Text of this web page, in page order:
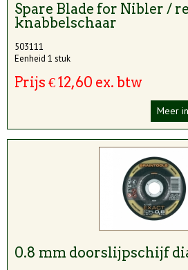
Spare Blade for Nibler /
knabbelschaar
503111
Eenheid 1 stuk
Prijs € 12,60 ex. btw
Meer
0.8 mm doorslijpschijf